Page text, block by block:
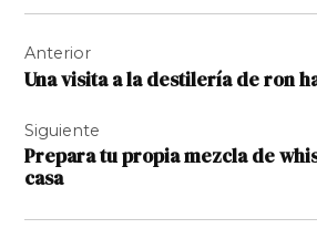
de
entradas
Anterior
Una visita a la destilería de ron
Siguiente
Prepara tu propia mezcla de
casa